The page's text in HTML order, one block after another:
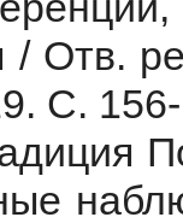
/ Отв.
С.